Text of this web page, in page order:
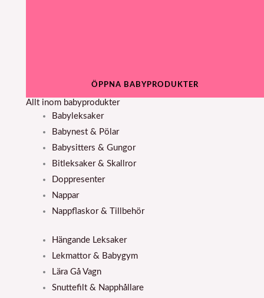
ÖPPNA BABYPRODUKTER
Allt inom babyprodukter
Babyleksaker
Babynest & Pölar
Babysitters & Gungor
Bitleksaker & Skallror
Doppresenter
Nappar
Nappflaskor & Tillbehör
Hängande Leksaker
Lekmattor & Babygym
Lära Gå Vagn
Snuttefilt & Napphållare